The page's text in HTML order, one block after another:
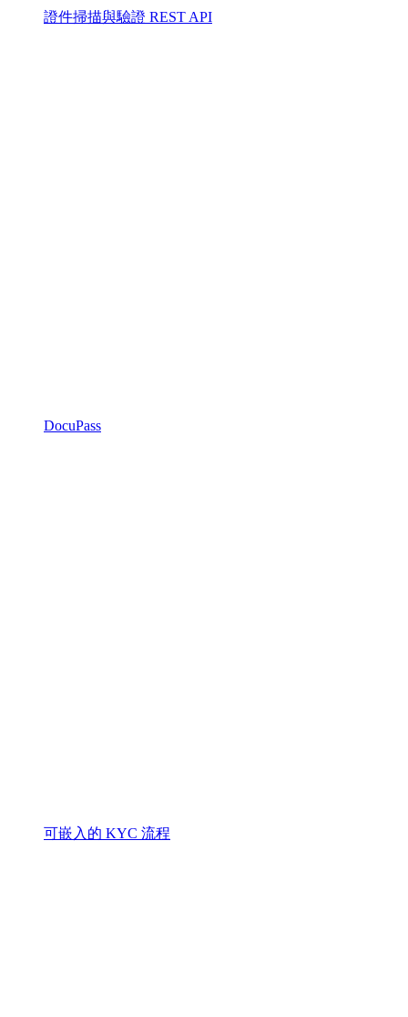
證件掃描與驗證 REST API
DocuPass
可嵌入的 KYC 流程